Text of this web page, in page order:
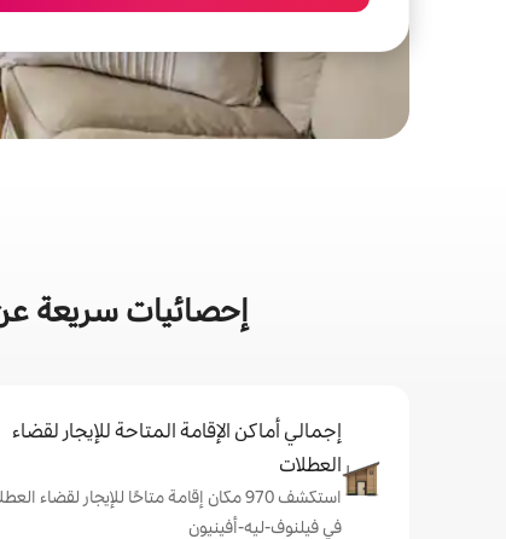
إحصائيات سريعة
إجمالي أماكن الإقامة المتاحة للإيجار لقضاء
العطلات
استكشف 970 مكان إقامة متاحًا للإيجار لقضاء
في فيلنوف-ليه-أفينيون